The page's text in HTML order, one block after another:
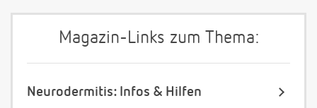
Magazin-Links zum Thema:
Neurodermitis: Infos & Hilfen